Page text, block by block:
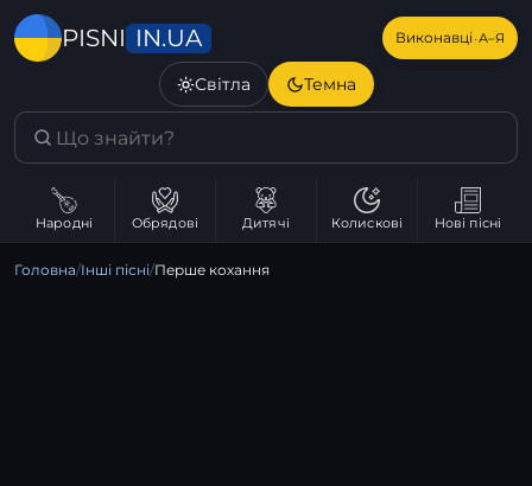
PISNI IN.UA Виконавці·А–Я
Світла Темна
Народні Обрядові Дитячі Колискові Нові пісні
Головна/Інші пісні/Перше кохання